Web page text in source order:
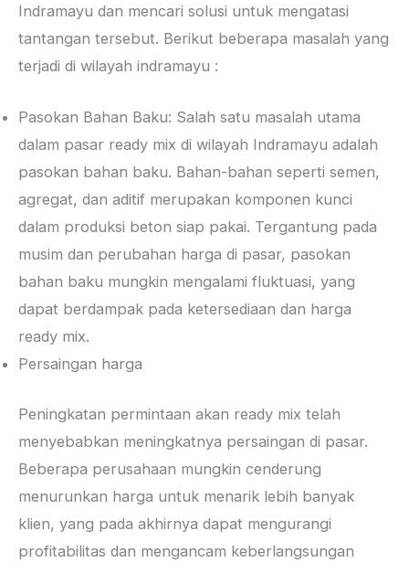
Indramayu dan mencari solusi untuk mengatasi
tantangan tersebut. Berikut beberapa masalah yang
terjadi di wilayah indramayu :
Pasokan Bahan Baku: Salah satu masalah utama
dalam pasar ready mix di wilayah Indramayu adalah
pasokan bahan baku. Bahan-bahan seperti semen,
agregat, dan aditif merupakan komponen kunci
dalam produksi beton siap pakai. Tergantung pada
musim dan perubahan harga di pasar, pasokan
bahan baku mungkin mengalami fluktuasi, yang
dapat berdampak pada ketersediaan dan harga
ready mix.
Persaingan harga
Peningkatan permintaan akan ready mix telah
menyebabkan meningkatnya persaingan di pasar.
Beberapa perusahaan mungkin cenderung
menurunkan harga untuk menarik lebih banyak
klien, yang pada akhirnya dapat mengurangi
profitabilitas dan mengancam keberlangsungan